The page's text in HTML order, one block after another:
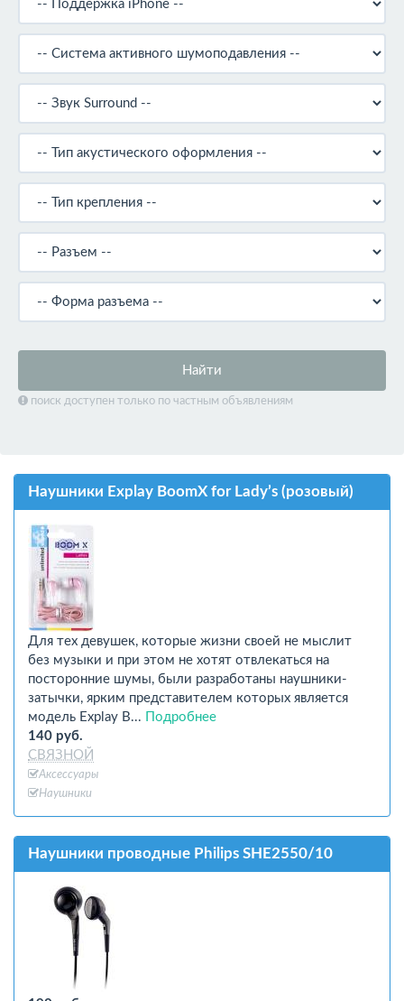
Найти
поиск доступен только по частным объявлениям
Наушники Explay BoomX for Lady’s (розовый)
Для тех девушек, которые жизни своей не мыслит
без музыки и при этом не хотят отвлекаться на
посторонние шумы, были разработаны наушники-
затычки, ярким представителем которых является
модель Explay B...
Подробнее
140 руб.
СВЯЗНОЙ
Аксессуары
Наушники
Наушники проводные Philips SHE2550/10